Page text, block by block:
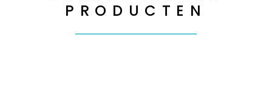
PRODUCTEN